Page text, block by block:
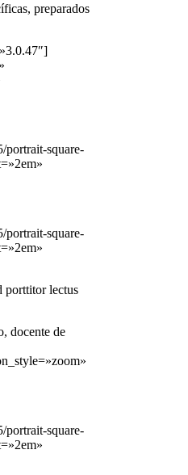
preparados
portrait-square-
portrait-square-
porttitor lectus
docente de
portrait-square-